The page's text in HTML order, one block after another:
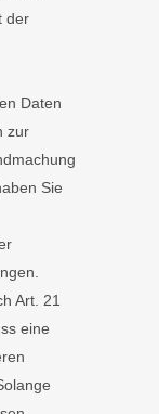
der
Daten
zur
Sie
Art. 21
eine